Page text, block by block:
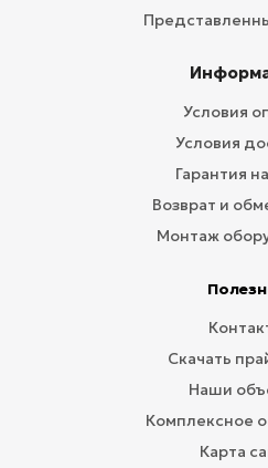
Условия
Условия
Гарантия
Возврат и
Монтаж
Скачать
Наши
Комплексное
Карта